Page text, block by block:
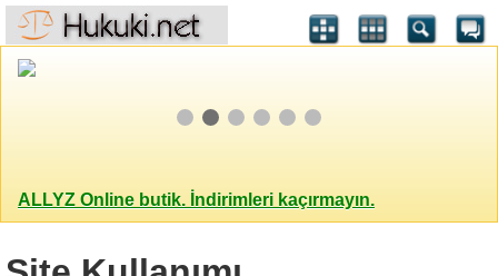
ALLYZ Online butik. İndirimleri kaçırmayın.